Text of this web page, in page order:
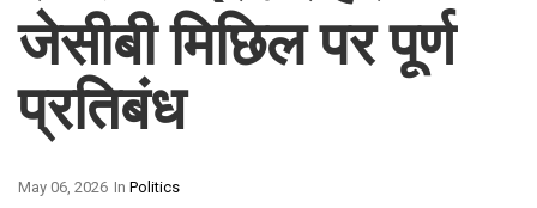
जेसीबी मिछिल पर पूर्ण
प्रतिबंध
In Politics
May 06, 2026